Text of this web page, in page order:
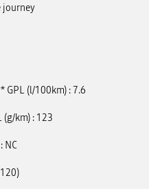
journey
GPL (l/100km) 7.6
(g/km) 123
NC